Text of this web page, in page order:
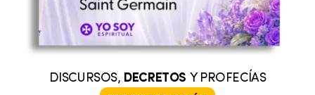
DISCURSOS, DECRETOS Y PROFECÍAS